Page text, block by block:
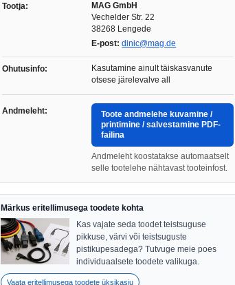
Tootja:
MAG GmbH
Vechelder Str. 22
38268 Lengede
E-post: dinic@mag.de
Ohutusinfo:
Kasutamine ainult täiskasvanute
otsese järelevalve all
Andmeleht:
Toote andmelehe kuvamine /
printimine / salvestamine PDF-
failina
Andmeleht koostatakse automaatselt
selle tootelehe nähtavast tooteinfost.
Märkus eritellimusega toodete kohta
Kas vajate seda toodet teistsuguse
pikkuse, värvi või teistsuguste
pistikupesadega? Tutvuge meie poes
individuaalsete toodete valikuga.
Vaata eritellimusega toodete üksikasju